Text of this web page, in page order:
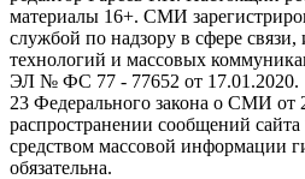
материалы 16+. СМИ
службой по надзору в сфере
технологий и массовых
ЭЛ № ФС 77 - 77652 от 17.01.2020.
23 Федерального закона о СМИ от
распространении сообщений
средством массовой информации
обязательна.